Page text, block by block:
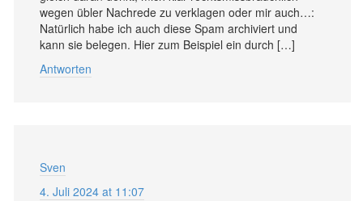
wegen übler Nachrede zu verklagen oder mir auch…:
Natürlich habe ich auch diese Spam archiviert und
kann sie belegen. Hier zum Beispiel ein durch […]
Antworten
Sven
4. Juli 2024 at 11:07